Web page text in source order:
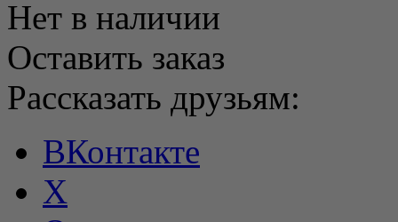
Нет в наличии
Оставить заказ
Рассказать друзьям:
ВКонтакте
X